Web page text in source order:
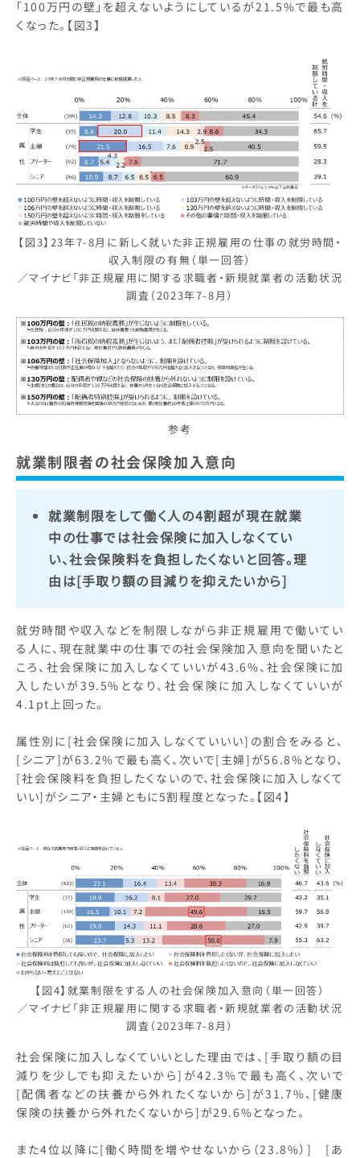
「100万円の壁」を超えないようにしているが21.5%で最も高
くなった。【図3】
【図3】23年7-8月に新しく就いた非正規雇用の仕事の就労時間・
収入制限の有無（単一回答）
／マイナビ「非正規雇用に関する求職者・新規就業者の活動状況
調査（2023年7-8月）
参考
就業制限者の社会保険加入意向
就業制限をして働く人の4割超が現在就業
中の仕事では社会保険に加入しなくてい
い、社会保険料を負担したくないと回答。理
由は[手取り額の目減りを抑えたいから]
就労時間や収入などを制限しながら非正規雇用で働いてい
る人に、現在就業中の仕事での社会保険加入意向を聞いたと
ころ、社会保険に加入しなくていいが43.6%、社会保険に加
入したいが39.5%となり、社会保険に加入しなくていいが
4.1pt上回った。
属性別に[社会保険に加入しなくていいい]の割合をみると、
[シニア]が63.2%で最も高く、次いで[主婦]が56.8%となり、
[社会保険料を負担したくないので、社会保険に加入しなくて
いい]がシニア・主婦ともに5割程度となった。【図4】
【図4】就業制限をする人の社会保険加入意向（単一回答）
／マイナビ「非正規雇用に関する求職者・新規就業者の活動状況
調査（2023年7-8月）
社会保険に加入しなくていいとした理由では、[手取り額の目
減りを少しでも抑えたいから]が42.3%で最も高く、次いで
[配偶者などの扶養から外れたくないから]が31.7%、[健康
保険の扶養から外れたくないから]が29.6%となった。
また4位以降に[働く時間を増やせないから（23.8%）] [あ